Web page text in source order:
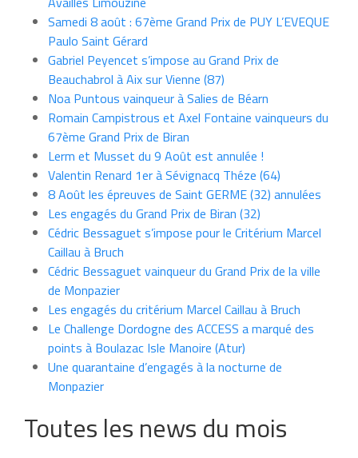
Samedi 8 août : 67ème Grand Prix de PUY L’EVEQUE
Paulo Saint Gérard
Gabriel Peyencet s’impose au Grand Prix de
Beauchabrol à Aix sur Vienne (87)
Noa Puntous vainqueur à Salies de Béarn
Romain Campistrous et Axel Fontaine vainqueurs du
67ème Grand Prix de Biran
Lerm et Musset du 9 Août est annulée !
Valentin Renard 1er à Sévignacq Théze (64)
8 Août les épreuves de Saint GERME (32) annulées
Les engagés du Grand Prix de Biran (32)
Cédric Bessaguet s’impose pour le Critérium Marcel
Caillau à Bruch
Cédric Bessaguet vainqueur du Grand Prix de la ville
de Monpazier
Les engagés du critérium Marcel Caillau à Bruch
Le Challenge Dordogne des ACCESS a marqué des
points à Boulazac Isle Manoire (Atur)
Une quarantaine d’engagés à la nocturne de
Monpazier
Toutes les news du mois